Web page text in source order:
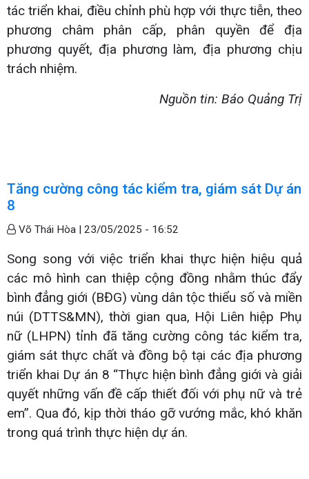
tác triển khai, điều chỉnh phù hợp với thực tiễn, theo
phương châm phân cấp, phân quyền để địa
phương quyết, địa phương làm, địa phương chịu
trách nhiệm.
Nguồn tin: Báo Quảng Trị
Tăng cường công tác kiểm tra, giám sát Dự án
8
Võ Thái Hòa | 23/05/2025 - 16:52
Song song với việc triển khai thực hiện hiệu quả
các mô hình can thiệp cộng đồng nhằm thúc đẩy
bình đẳng giới (BĐG) vùng dân tộc thiểu số và miền
núi (DTTS&MN), thời gian qua, Hội Liên hiệp Phụ
nữ (LHPN) tỉnh đã tăng cường công tác kiểm tra,
giám sát thực chất và đồng bộ tại các địa phương
triển khai Dự án 8 “Thực hiện bình đẳng giới và giải
quyết những vấn đề cấp thiết đối với phụ nữ và trẻ
em”. Qua đó, kịp thời tháo gỡ vướng mắc, khó khăn
trong quá trình thực hiện dự án.